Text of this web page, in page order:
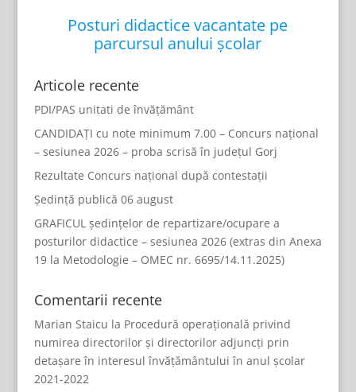
Posturi didactice vacantate pe
parcursul anului școlar
Articole recente
PDI/PAS unitati de învățământ
CANDIDAȚI cu note minimum 7.00 – Concurs național
– sesiunea 2026 – proba scrisă în județul Gorj
Rezultate Concurs național după contestații
Ședință publică 06 august
GRAFICUL ședințelor de repartizare/ocupare a
posturilor didactice – sesiunea 2026 (extras din Anexa
19 la Metodologie – OMEC nr. 6695/14.11.2025)
Comentarii recente
Marian Staicu la Procedură operațională privind
numirea directorilor și directorilor adjuncți prin
detașare în interesul învățământului în anul școlar
2021-2022